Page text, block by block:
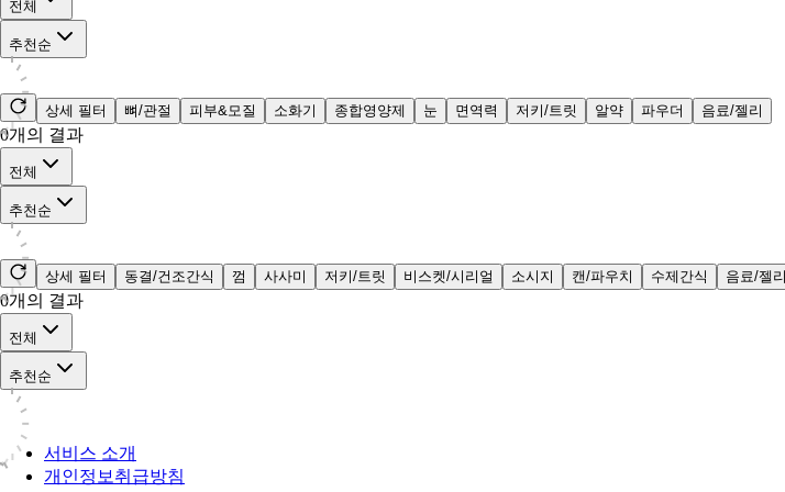
전체
추천순
상세 필터 뼈/관절 피부&모질 소화기 종합영양제 눈 면역력 저키/트릿 알약 파우더 음료/젤리
0개의 결과
전체
추천순
상세 필터 동결/건조간식 껌 사사미 저키/트릿 비스켓/시리얼 소시지 캔/파우치 수제간식 음료/젤리
0개의 결과
전체
추천순
서비스 소개
개인정보취급방침